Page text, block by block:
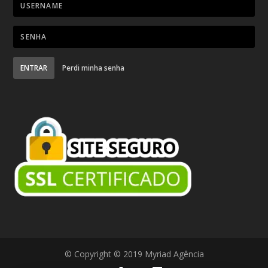
ENTRAR Perdi minha senha
© Copyright © 2019 Myriad Agência